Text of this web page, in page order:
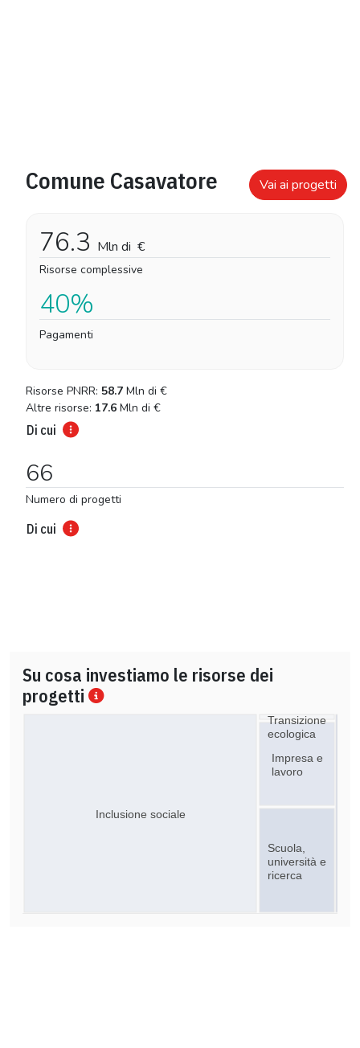
Comune Casavatore Vai ai progetti
76.3 Mln di €
Risorse complessive
40%
Pagamenti
Risorse PNRR: 58.7 Mln di €
Altre risorse: 17.6 Mln di €
Di cui
66
Numero di progetti
Di cui
Su cosa investiamo le risorse dei
progetti
Scuola,
università e
ricerca
Impresa e
lavoro
Inclusione sociale
Transizione
ecologica